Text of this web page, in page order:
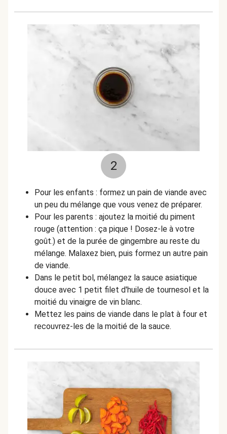
2
Pour les enfants : formez un pain de viande avec
un peu du mélange que vous venez de préparer.
Pour les parents : ajoutez la moitié du piment
rouge (attention : ça pique ! Dosez-le à votre
goût.) et de la purée de gingembre au reste du
mélange. Malaxez bien, puis formez un autre pain
de viande.
Dans le petit bol, mélangez la sauce asiatique
douce avec 1 petit filet d'huile de tournesol et la
moitié du vinaigre de vin blanc.
Mettez les pains de viande dans le plat à four et
recouvrez-les de la moitié de la sauce.